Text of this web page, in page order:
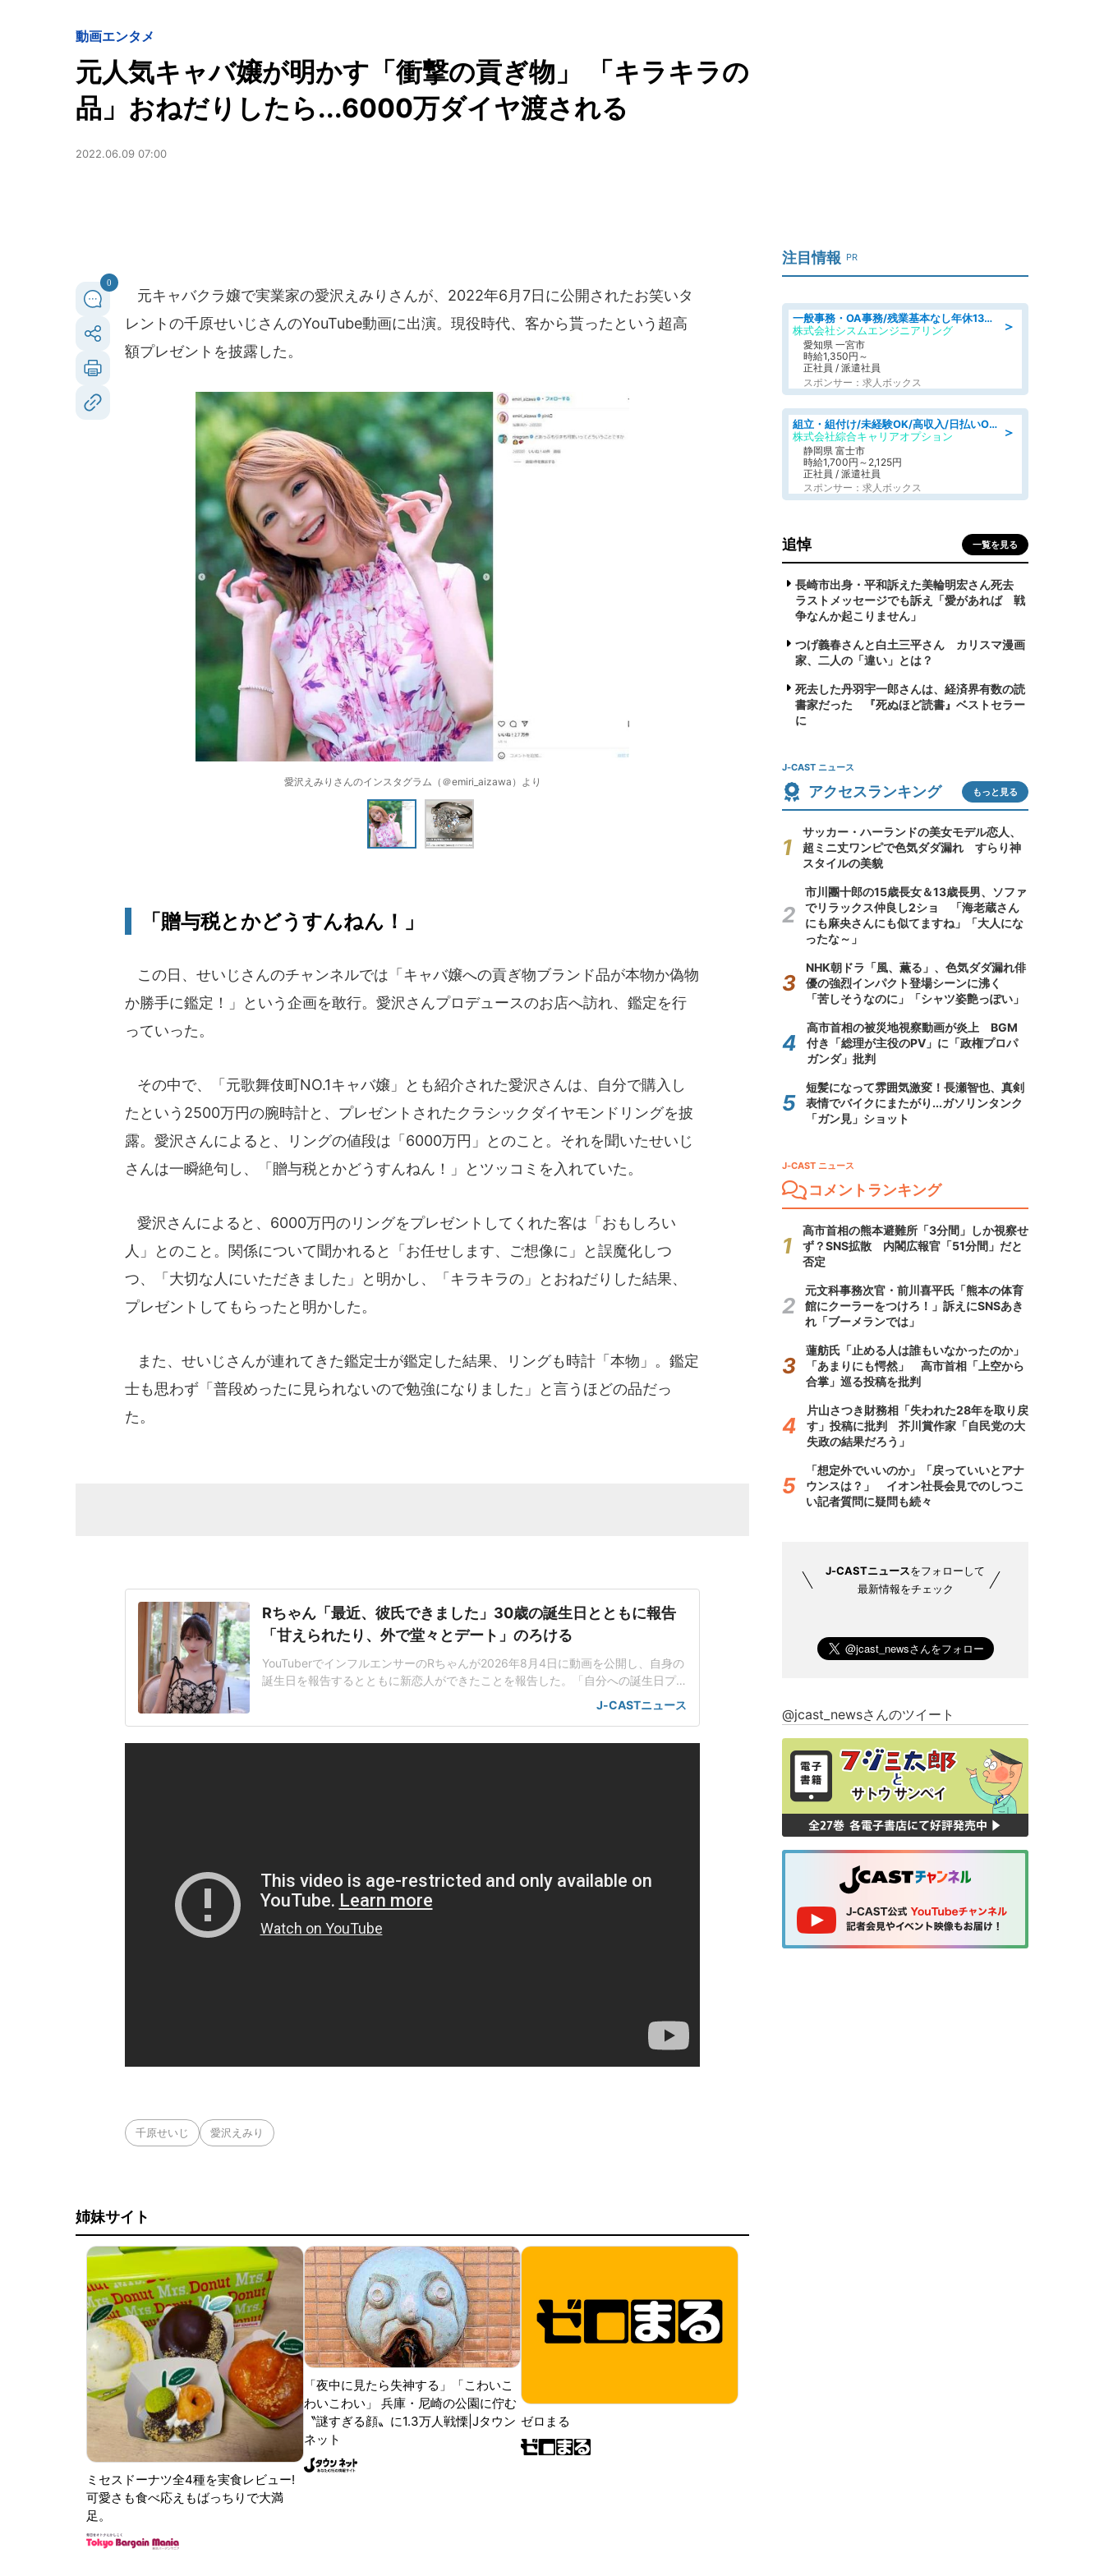
動画エンタメ
元人気キャバ嬢が明かす「衝撃の貢ぎ物」 「キラキラの
品」おねだりしたら...6000万ダイヤ渡される
2022.06.09 07:00
0
元キャバクラ嬢で実業家の愛沢えみりさんが、2022年6月7日に公開されたお笑いタ
レントの千原せいじさんのYouTube動画に出演。現役時代、客から貰ったという超高
額プレゼントを披露した。
愛沢えみりさんのインスタグラム（＠emiri_aizawa）より
「贈与税とかどうすんねん！」
この日、せいじさんのチャンネルでは「キャバ嬢への貢ぎ物ブランド品が本物か偽物
か勝手に鑑定！」という企画を敢行。愛沢さんプロデュースのお店へ訪れ、鑑定を行
っていった。
その中で、「元歌舞伎町NO.1キャバ嬢」とも紹介された愛沢さんは、自分で購入し
たという2500万円の腕時計と、プレゼントされたクラシックダイヤモンドリングを披
露。愛沢さんによると、リングの値段は「6000万円」とのこと。それを聞いたせいじ
さんは一瞬絶句し、「贈与税とかどうすんねん！」とツッコミを入れていた。
愛沢さんによると、6000万円のリングをプレゼントしてくれた客は「おもしろい
人」とのこと。関係について聞かれると「お任せします、ご想像に」と誤魔化しつ
つ、「大切な人にいただきました」と明かし、「キラキラの」とおねだりした結果、
プレゼントしてもらったと明かした。
また、せいじさんが連れてきた鑑定士が鑑定した結果、リングも時計「本物」。鑑定
士も思わず「普段めったに見られないので勉強になりました」と言うほどの品だっ
た。
Rちゃん「最近、彼氏できました」30歳の誕生日とともに報告
「甘えられたり、外で堂々とデート」のろける
YouTuberでインフルエンサーのRちゃんが2026年8月4日に動画を公開し、自身の
誕生日を報告するとともに新恋人ができたことを報告した。「自分への誕生日プ
レゼントなぐらい素敵なご縁」Rちゃんはかつて俳優の三山凌輝さんと交際してい
たものの、破局後の2025年に「1億円婚約トラブル」が報じられて話題に。その
J-CASTニュース
千原せいじ 愛沢えみり
姉妹サイト
ミセスドーナツ全4種を実食レビュー!
可愛さも食べ応えもばっちりで大満
足。
「夜中に見たら失神する」「こわいこ
わいこわい」 兵庫・尼崎の公園に佇む
〝謎すぎる顔〟に1.3万人戦慄|Jタウン
ネット
ゼロまる
注目情報 PR
＞
一般事務・OA事務/残業基本なし年休130日社保完備の一般・調達事務
株式会社シスムエンジニアリング
愛知県 一宮市
時給1,350円～
正社員 / 派遣社員
スポンサー：求人ボックス
＞
組立・組付け/未経験OK/高収入/日払いOK/交替制/20・30・40代活躍中
株式会社綜合キャリアオプション
静岡県 富士市
時給1,700円～2,125円
正社員 / 派遣社員
スポンサー：求人ボックス
追悼 一覧を見る
長崎市出身・平和訴えた美輪明宏さん死去
ラストメッセージでも訴え「愛があれば 戦
争なんか起こりません」
つげ義春さんと白土三平さん カリスマ漫画
家、二人の「違い」とは？
死去した丹羽宇一郎さんは、経済界有数の読
書家だった 『死ぬほど読書』ベストセラー
に
J-CAST ニュース
アクセスランキング もっと見る
サッカー・ハーランドの美女モデル恋人、
超ミニ丈ワンピで色気ダダ漏れ すらり神
スタイルの美貌
市川團十郎の15歳長女＆13歳長男、ソファ
でリラックス仲良し2ショ 「海老蔵さん
にも麻央さんにも似てますね」「大人にな
ったな～」
NHK朝ドラ「風、薫る」、色気ダダ漏れ俳
優の強烈インパクト登場シーンに沸く
「苦しそうなのに」「シャツ姿艶っぽい」
高市首相の被災地視察動画が炎上 BGM
付き「総理が主役のPV」に「政権プロパ
ガンダ」批判
短髪になって雰囲気激変！長瀬智也、真剣
表情でバイクにまたがり...ガソリンタンク
「ガン見」ショット
J-CAST ニュース
コメントランキング
高市首相の熊本避難所「3分間」しか視察せ
ず？SNS拡散 内閣広報官「51分間」だと
否定
元文科事務次官・前川喜平氏「熊本の体育
館にクーラーをつけろ！」訴えにSNSあき
れ「ブーメランでは」
蓮舫氏「止める人は誰もいなかったのか」
「あまりにも愕然」 高市首相「上空から
合掌」巡る投稿を批判
片山さつき財務相「失われた28年を取り戻
す」投稿に批判 芥川賞作家「自民党の大
失政の結果だろう」
「想定外でいいのか」「戻っていいとアナ
ウンスは？」 イオン社長会見でのしつこ
い記者質問に疑問も続々
J-CASTニュースをフォローして
最新情報をチェック
@jcast_newsさんのツイート